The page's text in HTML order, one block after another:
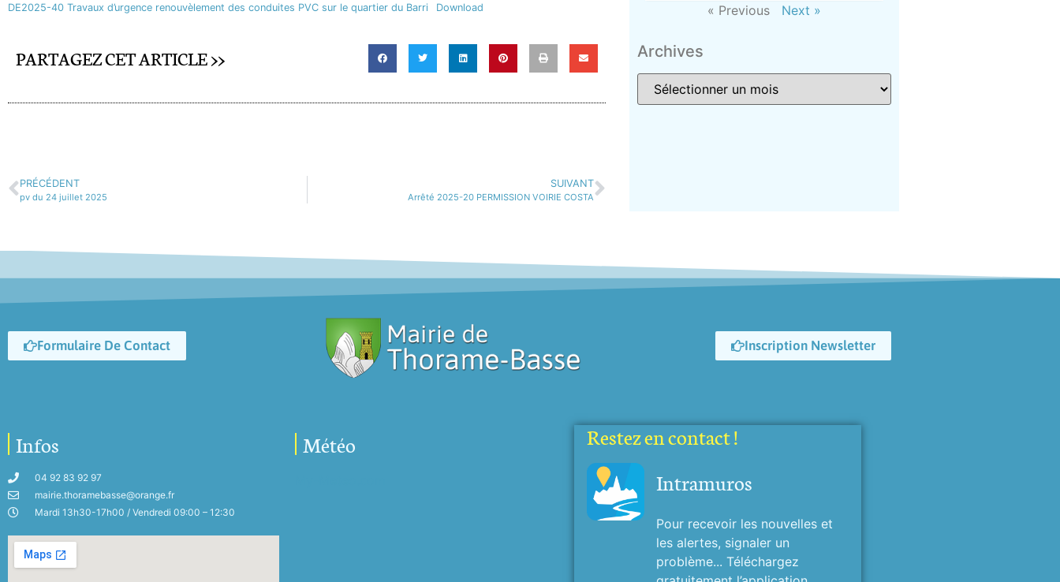
DE2025-40 Travaux d’urgence renouvèlement des conduites PVC sur le quartier du Barri Download
PARTAGEZ CET ARTICLE >>
PRÉCÉDENT
pv du 24 juillet 2025
SUIVANT
Arrêté 2025-20 PERMISSION VOIRIE COSTA
« Previous Next »
Archives
Formulaire De Contact Inscription Newsletter
Infos
04 92 83 92 97
mairie.thoramebasse@orange.fr
Mardi 13h30-17h00 / Vendredi 09:00 – 12:30
Météo
Restez en contact !
Intramuros
Pour recevoir les nouvelles et
les alertes, signaler un
problème... Téléchargez